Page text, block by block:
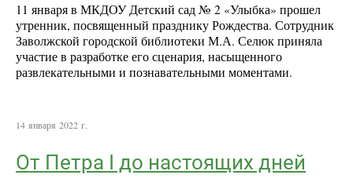
11 января в МКДОУ Детский сад № 2 «Улыбка» прошел
утренник, посвященный празднику Рождества. Сотрудник
Заволжской городской библиотеки М.А. Селюк приняла
участие в разработке его сценария, насыщенного
развлекательными и познавательными моментами.
14 января 2022 г.
От Петра I до настоящих дней